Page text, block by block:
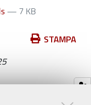
— 7 KB
STAMPA